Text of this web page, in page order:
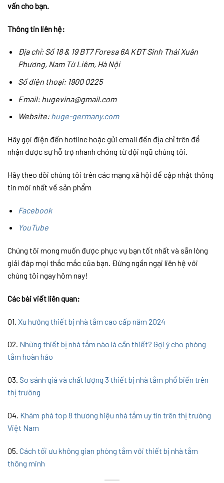
vấn cho bạn.
Thông tin liên hệ:
Địa chỉ: Số 18 & 19 BT7 Foresa 6A KĐT Sinh Thái Xuân
Phương, Nam Từ Liêm, Hà Nội
Số điện thoại: 1900 0225
Email: hugevina@gmail.com
Website:huge-germany.com
Hãy gọi điện đến hotline hoặc gửi email đến địa chỉ trên để
nhận được sự hỗ trợ nhanh chóng từ đội ngũ chúng tôi.
Hãy theo dõi chúng tôi trên các mạng xã hội để cập nhật thông
tin mới nhất về sản phẩm
Facebook
YouTube
Chúng tôi mong muốn được phục vụ bạn tốt nhất và sẵn lòng
giải đáp mọi thắc mắc của bạn. Đừng ngần ngại liên hệ với
chúng tôi ngay hôm nay!
Các bài viết liên quan:
01. Xu hướng thiết bị nhà tắm cao cấp năm 2024
02. Những thiết bị nhà tắm nào là cần thiết? Gợi ý cho phòng
tắm hoàn hảo
03. So sánh giá và chất lượng 3 thiết bị nhà tắm phổ biến trên
thị trường
04. Khám phá top 8 thương hiệu nhà tắm uy tín trên thị trường
Việt Nam
05. Cách tối ưu không gian phòng tắm với thiết bị nhà tắm
thông minh